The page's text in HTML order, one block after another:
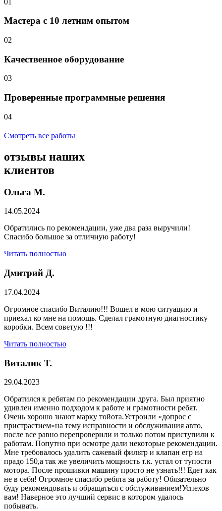
Мастера с 10 летним опытом
02
Качественное оборудование
03
Проверенные программные решения
04
Смотреть все работы
отзывы наших
клиентов
Ольга М.
14.05.2024
Обратились по рекомендации, уже два раза выручили!
Спасибо большое за отличную работу!
Читать полностью
Дмитрий Д.
17.04.2024
Огромное спасибо Виталию!!! Вошел в мою ситуацию и
приехал ко мне на помощь. Сделал грамотную диагностику
коробки. Всем советую !!!
Читать полностью
Виталик Т.
29.04.2023
Обратился к ребятам по рекомендации друга. Был приятно
удивлен именно подходом к работе и грамотности ребят.
Очень хорошо знают марку тойота.Устроили «допрос с
пристрастием»на тему исправности и обслуживания авто,
после все равно перепроверили и только потом приступили к
работам. Попутно при осмотре дали некоторые рекомендации.
Мне требовалось удалить сажевый фильтр и клапан егр на
прадо 150,а так же увеличить мощность т.к. устал от тупости
мотора. После прошивки машину просто не узнать!!! Едет как
не в себя! Огромное спасибо ребята за работу! Обязательно
буду рекомендовать и обращаться с обслуживанием!Успехов
вам! Наверное это лучший сервис в котором удалось
побывать.